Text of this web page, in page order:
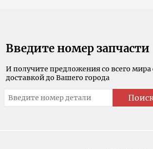
Введите номер запчасти
И получите предложения со всего мира
доставкой до Вашего города